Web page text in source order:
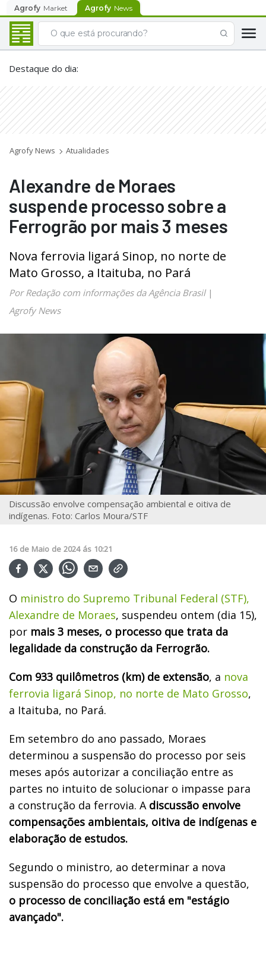
Agrofy Market Agrofy News
Destaque do dia:
Agrofy News Atualidades
Alexandre de Moraes
suspende processo sobre a
Ferrogrão por mais 3 meses
Nova ferrovia ligará Sinop, no norte de
Mato Grosso, a Itaituba, no Pará
Por Redação com informações da Agência Brasil|
Agrofy News
Discussão envolve compensação ambiental e oitiva de
indígenas. Foto: Carlos Moura/STF
16 de Maio de 2024 ás 10:21
O ministro do Supremo Tribunal Federal (STF),
Alexandre de Moraes, suspendeu ontem (dia 15),
por mais 3 meses, o processo que trata da
legalidade da construção da Ferrogrão.
Com 933 quilômetros (km) de extensão, a nova
ferrovia ligará Sinop, no norte de Mato Grosso,
a Itaituba, no Pará.
Em setembro do ano passado, Moraes
determinou a suspensão do processo por seis
meses após autorizar a conciliação entre as
partes no intuito de solucionar o impasse para
a construção da ferrovia. A discussão envolve
compensações ambientais, oitiva de indígenas e
elaboração de estudos.
Segundo o ministro, ao determinar a nova
suspensão do processo que envolve a questão,
o processo de conciliação está em "estágio
avançado".